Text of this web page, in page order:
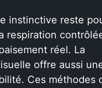
instinctive reste
respiration
réel. La
offre aussi
Ces méthodes